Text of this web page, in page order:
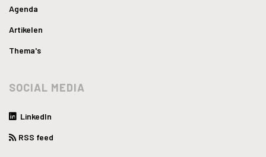
Agenda
Artikelen
Thema's
SOCIAL MEDIA
LinkedIn
RSS feed